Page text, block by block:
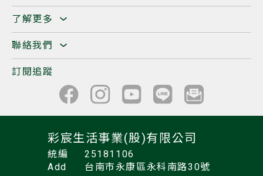
了解更多
聯絡我們
訂閱追蹤
彩宸生活事業(股)有限公司
統編
25181106
Add
台南市永康區永科南路30號